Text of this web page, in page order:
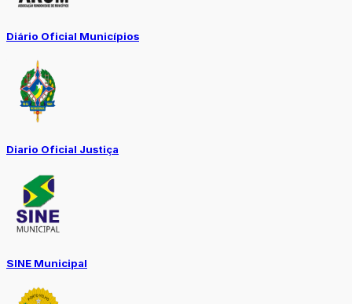
Diário Oficial Municípios
Diario Oficial Justiça
SINE Municipal